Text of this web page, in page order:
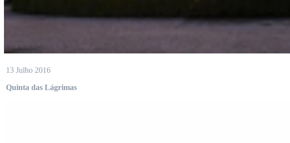
13 Julho 2016
Quinta das Lágrimas